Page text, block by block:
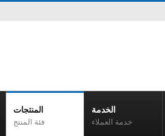
المنتجات
فئة المنتج
الخدمة
خدمة العملاء